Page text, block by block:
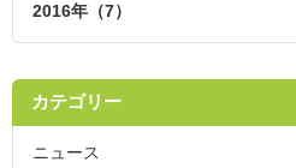
2016年（7）
カテゴリー
ニュース